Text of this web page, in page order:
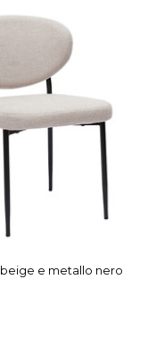
e metallo nero